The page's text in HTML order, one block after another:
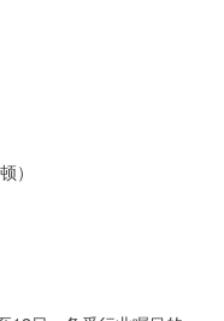
）